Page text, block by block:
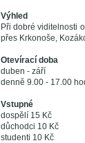
Výhled
Při dobré viditelnosti
přes Krkonoše,
Otevírací doba
duben - září
denně 9.00 - 17.00
Vstupné
dospělí 15 Kč
důchodci 10 Kč
studenti 10 Kč